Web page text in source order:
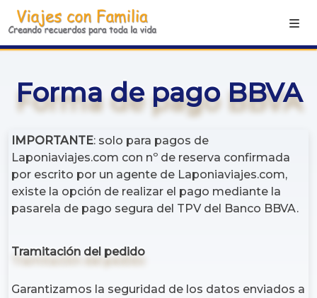
Forma de pago BBVA
IMPORTANTE: solo para pagos de
Laponiaviajes.com con nº de reserva confirmada
por escrito por un agente de Laponiaviajes.com,
existe la opción de realizar el pago mediante la
pasarela de pago segura del TPV del Banco BBVA.
Tramitación del pedido
Garantizamos la seguridad de los datos enviados a